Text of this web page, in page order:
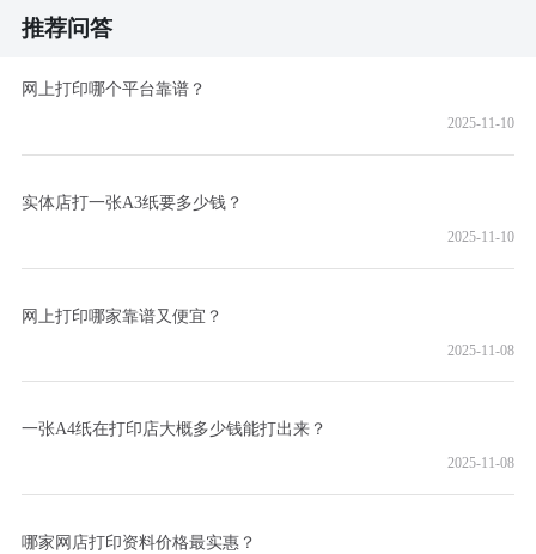
推荐问答
网上打印哪个平台靠谱？
2025-11-10
实体店打一张A3纸要多少钱？
2025-11-10
网上打印哪家靠谱又便宜？
2025-11-08
一张A4纸在打印店大概多少钱能打出来？
2025-11-08
哪家网店打印资料价格最实惠？